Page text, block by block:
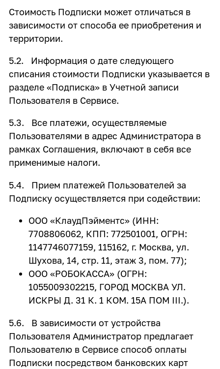
Стоимость Подписки может отличаться в
зависимости от способа ее приобретения и
территории.
5.2. Информация о дате следующего
списания стоимости Подписки указывается в
разделе «Подписка» в Учетной записи
Пользователя в Сервисе.
5.3. Все платежи, осуществляемые
Пользователями в адрес Администратора в
рамках Соглашения, включают в себя все
применимые налоги.
5.4. Прием платежей Пользователей за
Подписку осуществляется при содействии:
ООО «КлаудПэйментс» (ИНН:
7708806062, КПП: 772501001, ОГРН:
1147746077159, 115162, г. Москва, ул.
Шухова, 14, стр. 11, этаж 3, пом. 77);
ООО «РОБОКАССА» (ОГРН:
1055009302215, ГОРОД МОСКВА УЛ.
ИСКРЫ Д. 31 К. 1 КОМ. 15А ПОМ III.).
5.6. В зависимости от устройства
Пользователя Администратор предлагает
Пользователю в Сервисе способ оплаты
Подписки посредством банковских карт